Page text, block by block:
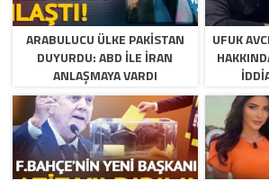
ARABULUCU ÜLKE PAKISTAN
DUYURDU: ABD ILE İRAN
ANLAŞMAYA VARDI
UFUK